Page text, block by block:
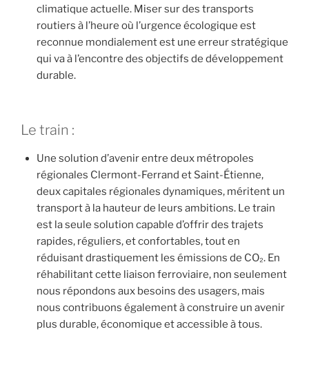
climatique actuelle. Miser sur des transports
routiers à l’heure où l’urgence écologique est
reconnue mondialement est une erreur stratégique
qui va à l’encontre des objectifs de développement
durable.
Le train :
Une solution d’avenir entre deux métropoles
régionales Clermont-Ferrand et Saint-Étienne,
deux capitales régionales dynamiques, méritent un
transport à la hauteur de leurs ambitions. Le train
est la seule solution capable d’offrir des trajets
rapides, réguliers, et confortables, tout en
réduisant drastiquement les émissions de CO₂. En
réhabilitant cette liaison ferroviaire, non seulement
nous répondons aux besoins des usagers, mais
nous contribuons également à construire un avenir
plus durable, économique et accessible à tous.